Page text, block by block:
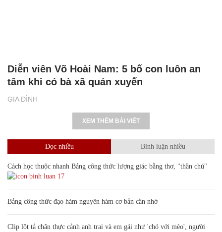
GIA ĐÌNH
Diễn viên Võ Hoài Nam: 5 bố con luôn an
tâm khi có bà xã quán xuyến
XEM THÊM BÀI VIẾT
Đọc nhiều Bình luận nhiều
Cách học thuộc nhanh Bảng công thức lượng giác bằng thơ, "thần chú"
17
Bảng công thức đạo hàm nguyên hàm cơ bản cần nhớ
Clip lột tả chân thực cảnh anh trai và em gái như 'chó với mèo', người